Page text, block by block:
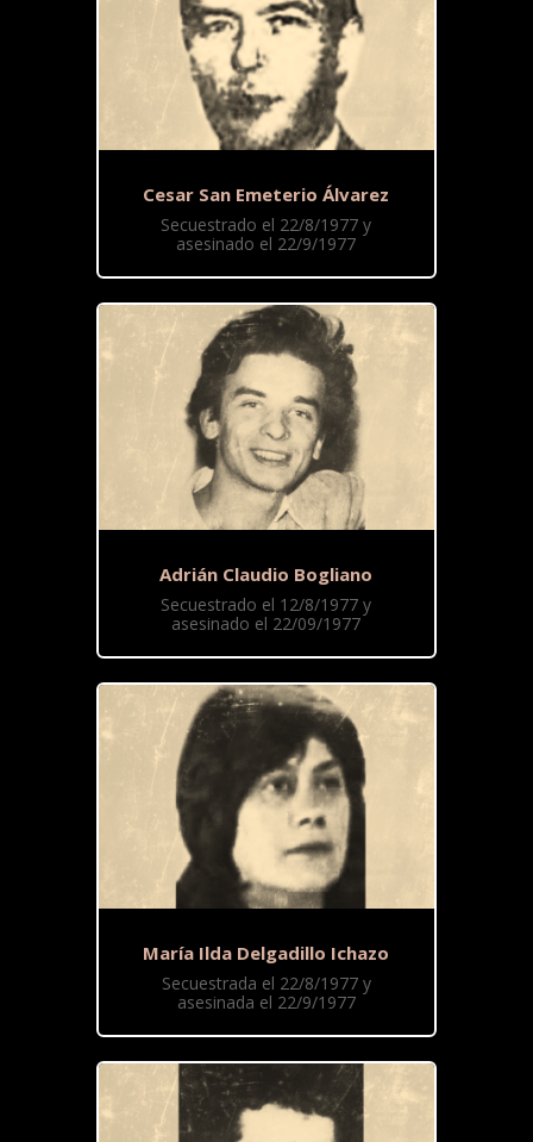
Cesar San Emeterio Álvarez
Secuestrado el 22/8/1977 y
asesinado el 22/9/1977
Adrián Claudio Bogliano
Secuestrado el 12/8/1977 y
asesinado el 22/09/1977
María Ilda Delgadillo Ichazo
Secuestrada el 22/8/1977 y
asesinada el 22/9/1977